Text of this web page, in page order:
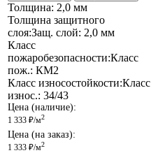
Толщина: 2,0 мм
Толщина защитного
слоя:Защ. слой: 2,0 мм
Класс
пожаробезопасности:Класс
пож.: КМ2
Класс износостойкости:Класс
износ.: 34/43
Цена (наличие):
1 333 ₽/м2
Цена (на заказ):
1 333 ₽/м2